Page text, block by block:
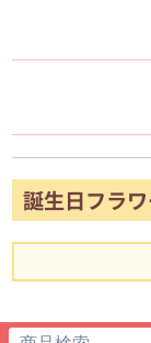
誕生日フラ